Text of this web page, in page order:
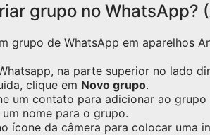
grupo no WhatsApp?
grupo de WhatsApp em aparelhos
na parte superior no lado
clique em Novo grupo.
um contato para adicionar ao
um nome para o grupo.
ícone da câmera para colocar uma